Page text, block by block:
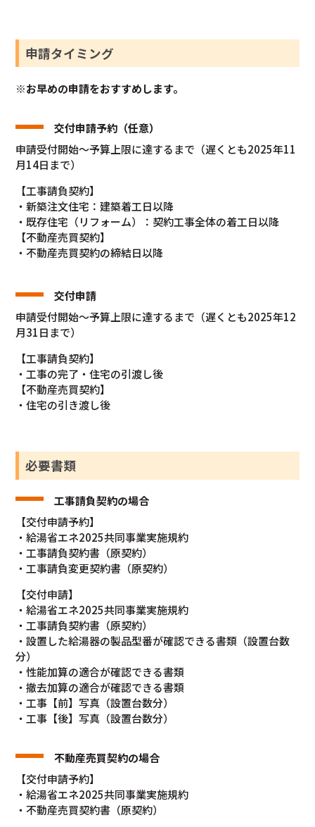
申請タイミング
※お早めの申請をおすすめします。
交付申請予約（任意）
申請受付開始～予算上限に達するまで（遅くとも2025年11
月14日まで）
【工事請負契約】
・新築注文住宅：建築着工日以降
・既存住宅（リフォーム）：契約工事全体の着工日以降
【不動産売買契約】
・不動産売買契約の締結日以降
交付申請
申請受付開始～予算上限に達するまで（遅くとも2025年12
月31日まで）
【工事請負契約】
・工事の完了・住宅の引渡し後
【不動産売買契約】
・住宅の引き渡し後
必要書類
工事請負契約の場合
【交付申請予約】
・給湯省エネ2025共同事業実施規約
・工事請負契約書（原契約）
・工事請負変更契約書（原契約）
【交付申請】
・給湯省エネ2025共同事業実施規約
・工事請負契約書（原契約）
・設置した給湯器の製品型番が確認できる書類（設置台数
分）
・性能加算の適合が確認できる書類
・撤去加算の適合が確認できる書類
・工事【前】写真（設置台数分）
・工事【後】写真（設置台数分）
不動産売買契約の場合
【交付申請予約】
・給湯省エネ2025共同事業実施規約
・不動産売買契約書（原契約）